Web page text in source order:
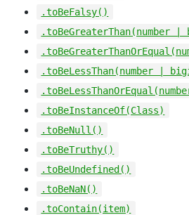
.toBeFalsy()
.toBeGreaterThan(number
.toBeLessThan(number |
.toBeInstanceOf(Class)
.toBeNull()
.toBeTruthy()
.toBeUndefined()
.toBeNaN()
.toContain(item)